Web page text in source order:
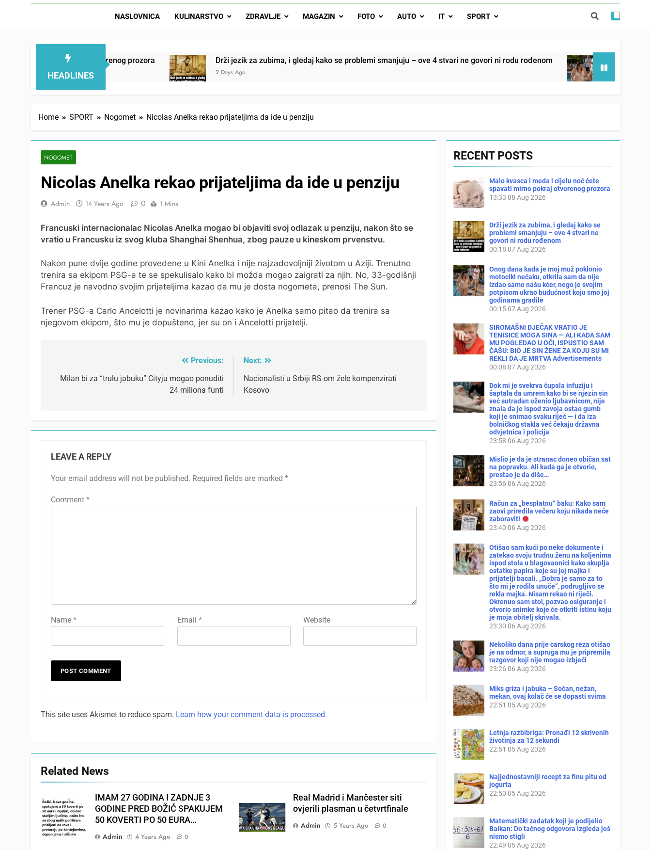
Drži jezik za zubima, i gledaj kako se problemi smanjuju – ove 4 stvari ne govori ni rodu rođenom
SIROMAŠNI DJEČAK VRATIO JE TENISICE MOGA SINA — ALI KADA SAM MU POGLEDAO U OČI, ISPUSTIO
SAM ČAŠU: BIO JE SIN ŽENE ZA KOJU SU MI REKLI DA JE MRTVA Advertisements
NASLOVNICA KULINARSTVO ZDRAVLJE MAGAZIN FOTO AUTO IT SPORT
HEADLINES
pokraj otvorenog prozora Drži jezik za zubima, i gledaj kako se problemi smanjuju – ove 4 stvari ne govori ni rodu rođenom
2 Days Ago
Onog dana kada je
2 Days Ago
Home SPORT Nogomet Nicolas Anelka rekao prijateljima da ide u penziju
NOGOMET
Nicolas Anelka rekao prijateljima da ide u penziju
Admin 14 Years Ago 0 1 Mins
Francuski internacionalac Nicolas Anelka mogao bi objaviti svoj odlazak u penziju, nakon što se
vratio u Francusku iz svog kluba Shanghai Shenhua, zbog pauze u kineskom prvenstvu.
Nakon pune dvije godine provedene u Kini Anelka i nije najzadovoljniji životom u Aziji. Trenutno
trenira sa ekipom PSG-a te se spekulisalo kako bi možda mogao zaigrati za njih. No, 33-godišnji
Francuz je navodno svojim prijateljima kazao da mu je dosta nogometa, prenosi The Sun.
Trener PSG-a Carlo Ancelotti je novinarima kazao kako je Anelka samo pitao da trenira sa
njegovom ekipom, što mu je dopušteno, jer su on i Ancelotti prijatelji.
navigation
Previous:
Milan bi za “trulu jabuku” Cityju mogao ponuditi
24 miliona funti
Next:
Nacionalisti u Srbiji RS-om žele kompenzirati
Kosovo
LEAVE A REPLY
Your email address will not be published. Required fields are marked *
Comment *
Name * Email * Website
This site uses Akismet to reduce spam. Learn how your comment data is processed.
Related News
IMAM 27 GODINA I ZADNJE 3
GODINE PRED BOŽIĆ SPAKUJEM
50 KOVERTI PO 50 EURA…
Admin
4 Years Ago 0
Real Madrid i Mančester siti
ovjerili plasman u četvrtfinale
Admin
5 Years Ago 0
RECENT POSTS
Malo kvasca i meda i cijelu noć ćete
spavati mirno pokraj otvorenog prozora
13:33 08 Aug 2026
Drži jezik za zubima, i gledaj kako se
problemi smanjuju – ove 4 stvari ne
govori ni rodu rođenom
00:18 07 Aug 2026
Onog dana kada je moj muž poklonio
motocikl nećaku, otkrila sam da nije
izdao samo našu kćer, nego je svojim
potpisom ukrao budućnost koju smo joj
godinama gradile
00:15 07 Aug 2026
SIROMAŠNI DJEČAK VRATIO JE
TENISICE MOGA SINA — ALI KADA SAM
MU POGLEDAO U OČI, ISPUSTIO SAM
ČAŠU: BIO JE SIN ŽENE ZA KOJU SU MI
REKLI DA JE MRTVA Advertisements
00:08 07 Aug 2026
Dok mi je svekrva čupala infuziju i
šaptala da umrem kako bi se njezin sin
već sutradan oženio ljubavnicom, nije
znala da je ispod zavoja ostao gumb
koji je snimao svaku riječ — i da iza
bolničkog stakla već čekaju državna
odvjetnica i policija
23:58 06 Aug 2026
Mislio je da je stranac doneo običan sat
na popravku. Ali kada ga je otvorio,
prestao je da diše…
23:56 06 Aug 2026
Račun za „besplatnu“ baku: Kako sam
zaovi priredila večeru koju nikada neće
zaboraviti
23:40 06 Aug 2026
Otišao sam kući po neke dokumente i
zatekao svoju trudnu ženu na koljenima
ispod stola u blagovaonici kako skuplja
ostatke papira koje su joj majka i
prijatelji bacali. „Dobra je samo za to
što mi je rodila unuče“, podrugljivo se
rekla majka. Nisam rekao ni riječi.
Okrenuo sam stol, pozvao osiguranje i
otvorio snimke koje će otkriti istinu koju
je moja obitelj skrivala.
23:30 06 Aug 2026
Nekoliko dana prije carskog reza otišao
je na odmor, a supruga mu je pripremila
razgovor koji nije mogao izbjeći
23:26 06 Aug 2026
Miks griza i jabuka – Sočan, nežan,
mekan, ovaj kolač će se dopasti svima
22:51 05 Aug 2026
Letnja razbibriga: Pronađi 12 skrivenih
životinja za 12 sekundi
22:51 05 Aug 2026
Najjednostavniji recept za finu pitu od
jogurta
22:50 05 Aug 2026
Matematički zadatak koji je podijelio
Balkan: Do tačnog odgovora izgleda još
nismo stigli
22:49 05 Aug 2026